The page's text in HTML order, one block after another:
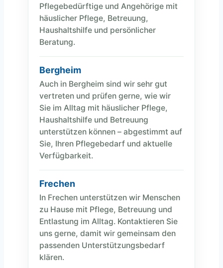
Pflegebedürftige und Angehörige mit
häuslicher Pflege, Betreuung,
Haushaltshilfe und persönlicher
Beratung.
Bergheim
Auch in Bergheim sind wir sehr gut
vertreten und prüfen gerne, wie wir
Sie im Alltag mit häuslicher Pflege,
Haushaltshilfe und Betreuung
unterstützen können – abgestimmt auf
Sie, Ihren Pflegebedarf und aktuelle
Verfügbarkeit.
Frechen
In Frechen unterstützen wir Menschen
zu Hause mit Pflege, Betreuung und
Entlastung im Alltag. Kontaktieren Sie
uns gerne, damit wir gemeinsam den
passenden Unterstützungsbedarf
klären.